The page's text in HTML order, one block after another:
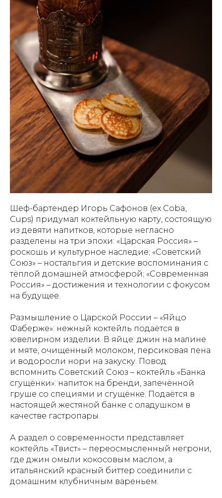
Шеф-бартендер Игорь Сафонов (ex Coba,
Cups) придумал коктейльную карту, состоящую
из девяти напитков, которые негласно
разделены на три эпохи: «Царская Россия» –
роскошь и культурное наследие; «Советский
Союз» – ностальгия и детские воспоминания с
тёплой домашней атмосферой; «Современная
Россия» – достижения и технологии с фокусом
на будущее.
Размышление о Царской России – «Яйцо
Фаберже»: нежный коктейль подаётся в
ювелирном изделии. В яйце: джин на малине
и мяте, очищенный молоком, персиковая пена
и водоросли нори на закуску. Повод
вспомнить Советский Союз – коктейль «Банка
сгущёнки»: напиток на бренди, запечённой
груше со специями и сгущёнке. Подаётся в
настоящей жестяной банке с оладушком в
качестве гастропары.
А раздел о современности представляет
коктейль «Твист» – переосмысленный негрони,
где джин омыли кокосовым маслом, а
итальянский красный биттер соединили с
домашним клубничным вареньем.